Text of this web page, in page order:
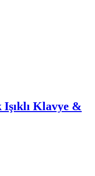
Klavye &